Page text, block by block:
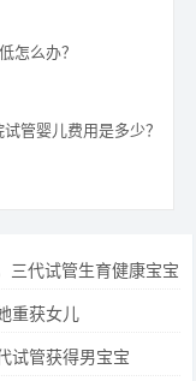
怎么办？
管婴儿费用是多少？
三代试管生育健康宝宝
重获女儿
试管获得男宝宝